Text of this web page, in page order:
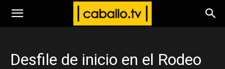
www.caballo.tv
Desfile de inicio en el Rodeo